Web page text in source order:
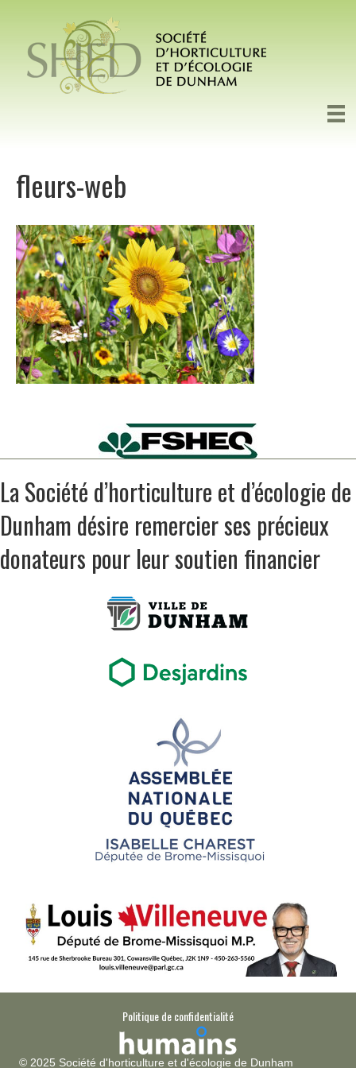
fleurs-web
La Société d’horticulture et d’écologie de
Dunham désire remercier ses précieux
donateurs pour leur soutien financier
Politique de confidentialité
© 2025 Société d'horticulture et d'écologie de Dunham